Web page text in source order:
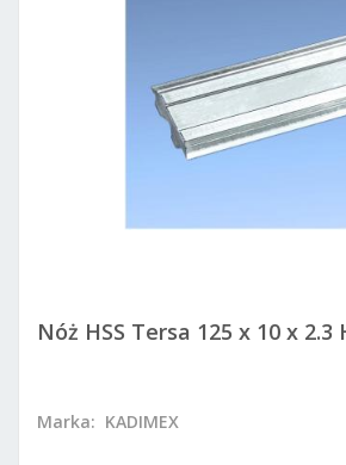
Nóż HSS Tersa 125 x 10 x 2.3
Marka: KADIMEX